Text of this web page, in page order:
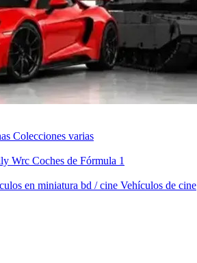
Colecciones varias
Wrc Coches de Fórmula 1
en miniatura bd / cine Vehículos de cine